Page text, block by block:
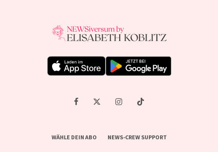
WÄHLE DEIN ABO NEWS-CREW SUPPORT